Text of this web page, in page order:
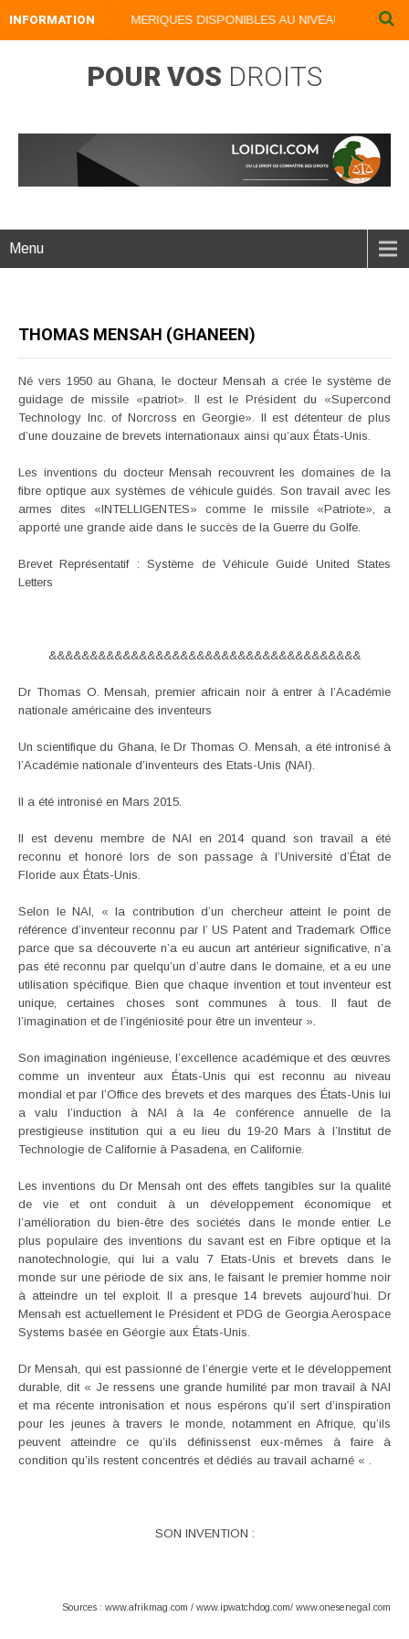
INFORMATION
NOS LIVRES NUMERIQUES DISPONIBLES AU NIVEAU DU MENU
POUR VOS DROITS
Menu
THOMAS MENSAH (GHANEEN)
Né vers 1950 au Ghana, le docteur Mensah a crée le système de
guidage de missile «patriot». Il est le Président du «Supercond
Technology Inc. of Norcross en Georgie». Il est détenteur de plus
d’une douzaine de brevets internationaux ainsi qu’aux États-Unis.
Les inventions du docteur Mensah recouvrent les domaines de la
fibre optique aux systèmes de véhicule guidés. Son travail avec les
armes dites «INTELLIGENTES» comme le missile «Patriote», a
apporté une grande aide dans le succès de la Guerre du Golfe.
Brevet Représentatif : Système de Véhicule Guidé United States
Letters
&&&&&&&&&&&&&&&&&&&&&&&&&&&&&&&&&&&&&&
Dr Thomas O. Mensah, premier africain noir à entrer à l’Académie
nationale américaine des inventeurs
Un scientifique du Ghana, le Dr Thomas O. Mensah, a été intronisé à
l’Académie nationale d’inventeurs des Etats-Unis (NAI).
Il a été intronisé en Mars 2015.
Il est devenu membre de NAI en 2014 quand son travail a été
reconnu et honoré lors de son passage à l’Université d’État de
Floride aux États-Unis.
Selon le NAI, « la contribution d’un chercheur atteint le point de
référence d’inventeur reconnu par l’ US Patent and Trademark Office
parce que sa découverte n’a eu aucun art antérieur significative, n’a
pas été reconnu par quelqu’un d’autre dans le domaine, et a eu une
utilisation spécifique. Bien que chaque invention et tout inventeur est
unique, certaines choses sont communes à tous. Il faut de
l’imagination et de l’ingéniosité pour être un inventeur ».
Son imagination ingénieuse, l’excellence académique et des œuvres
comme un inventeur aux États-Unis qui est reconnu au niveau
mondial et par l’Office des brevets et des marques des États-Unis lui
a valu l’induction à NAI à la 4e conférence annuelle de la
prestigieuse institution qui a eu lieu du 19-20 Mars à l’Institut de
Technologie de Californie à Pasadena, en Californie.
Les inventions du Dr Mensah ont des effets tangibles sur la qualité
de vie et ont conduit à un développement économique et
l’amélioration du bien-être des sociétés dans le monde entier. Le
plus populaire des inventions du savant est en Fibre optique et la
nanotechnologie, qui lui a valu 7 Etats-Unis et brevets dans le
monde sur une période de six ans, le faisant le premier homme noir
à atteindre un tel exploit. Il a presque 14 brevets aujourd’hui. Dr
Mensah est actuellement le Président et PDG de Georgia Aerospace
Systems basée en Géorgie aux États-Unis.
Dr Mensah, qui est passionné de l’énergie verte et le développement
durable, dit « Je ressens une grande humilité par mon travail à NAI
et ma récente intronisation et nous espérons qu’il sert d’inspiration
pour les jeunes à travers le monde, notamment en Afrique, qu’ils
peuvent atteindre ce qu’ils définissenst eux-mêmes à faire à
condition qu’ils restent concentrés et dédiés au travail acharné « .
SON INVENTION :
Sources : www.afrikmag.com / www.ipwatchdog.com/ www.onesenegal.com